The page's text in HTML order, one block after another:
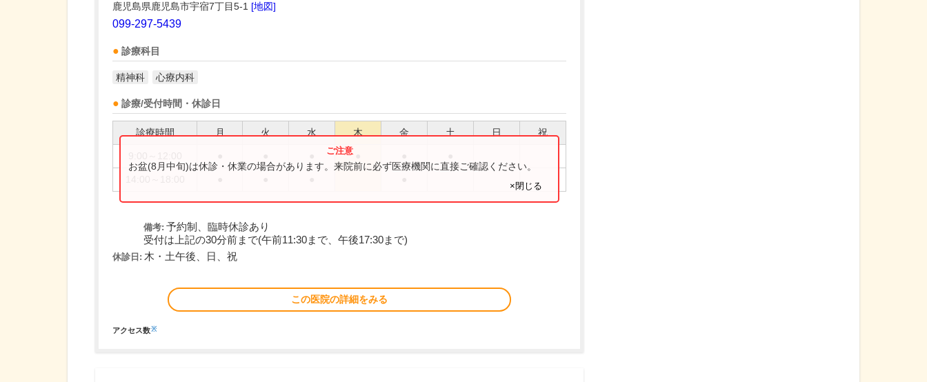
鹿児島県鹿児島市宇宿7丁目5-1 [地図]
099-297-5439
診療科目
精神科 心療内科
診療/受付時間・休診日
診療時間 月 火 水 木 金 土 日 祝
お盆(8月中旬)は休診・休業の場合があります。来院前に必ず医療機関に直接ご確認ください。
×閉じる
備考: 予約制、臨時休診あり
受付は上記の30分前まで(午前11:30まで、午後17:30まで)
休診日: 木・土午後、日、祝
この医院の詳細をみる
アクセス数※